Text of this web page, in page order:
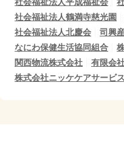
社会福祉法人平成福祉会
社会福祉法人鶴満寺慈光園
社会福祉法人北慶会
司興
なにわ保健生活協同組合
関西物流株式会社
有限会
株式会社ニッケケアサービス